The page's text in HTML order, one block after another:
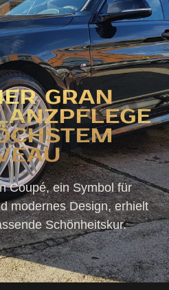
GRAN
Coupé, ein Symbol für
modernes Design, erhielt
Schönheitskur.